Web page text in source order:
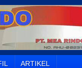
ARTIKEL